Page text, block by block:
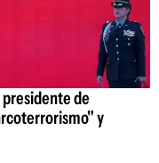
de
y